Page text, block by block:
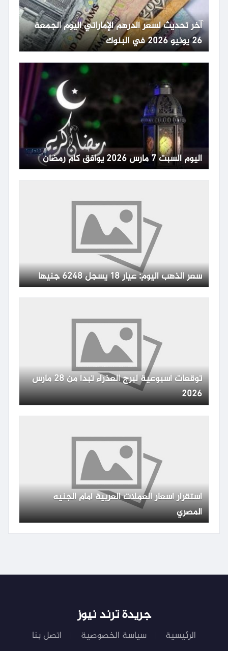
آخر تحديث لسعر الدرهم الإماراتي اليوم الجمعة
26 يونيو 2026 في البنوك
اليوم السبت 7 مارس 2026 يوافق كام رمضان
سعر الذهب اليوم: عيار 18 يسجل 6248 جنيها
توقعات أسبوعية لبرج العذراء تبدأ من 28 مارس
2026
استقرار أسعار العملات العربية أمام الجنيه
المصري
جريدة ترند نيوز
الرئيسية سياسة الخصوصية اتصل بنا